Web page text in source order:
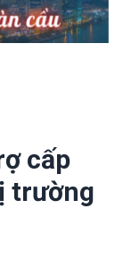
cấp
trường